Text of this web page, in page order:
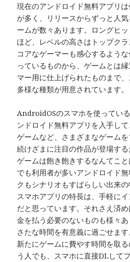
現在のアンドロイド無料アプリ
が多く、リリースからずっと人
ームが数々あります。ロングヒ
ほど、レベルの高さはトップクラ
コアなゲーマーも感心するよう
っているものから、ゲームとは
マー用に仕上げられたものまで
多様な種類が用意されています。
AndroidOSのスマホを使ってい
ンドロイド無料アプリを入手し
ゲームなど、さまざまなゲームを
続けざまに注目の作品が登場す
ゲームは飽き飽きするなんてこ
でも利用者が多いアンドロイド
クもシナリオもすばらしい出来の
スマホアプリの特長は、手軽に
だと思っています。それさえ済
金を払う必要のないものも様々
さたな時間を有意義に過ごせます
新たにゲームに費やす時間を取
う人でも、スマホに直接DLして